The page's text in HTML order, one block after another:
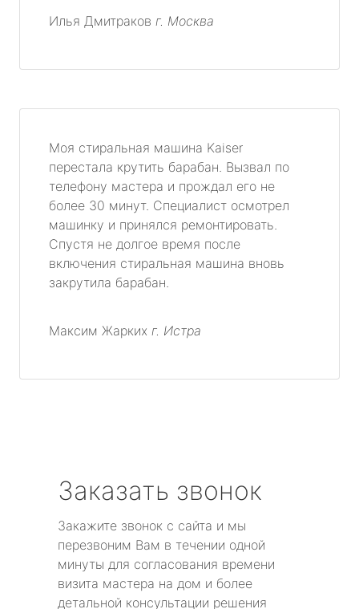
Илья Дмитраков г. Москва
Моя стиральная машина Kaiser
перестала крутить барабан. Вызвал по
телефону мастера и прождал его не
более 30 минут. Специалист осмотрел
машинку и принялся ремонтировать.
Спустя не долгое время после
включения стиральная машина вновь
закрутила барабан.
Максим Жарких г. Истра
Заказать звонок
Закажите звонок с сайта и мы
перезвоним Вам в течении одной
минуты для согласования времени
визита мастера на дом и более
детальной консультации решения